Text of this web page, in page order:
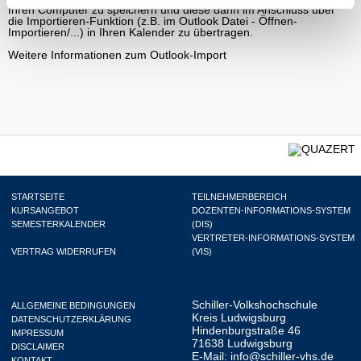
Ihren Computer zu speichern und diese dann im Anschluss über
die Importieren-Funktion (z.B. im Outlook Datei - Öffnen-
Importieren/...) in Ihren Kalender zu übertragen.
Weitere Informationen zum Outlook-Import
STARTSEITE
KURSANGEBOT
SEMESTERKALENDER
VERTRAG WIDERRUFEN
TEILNEHMERBEREICH
DOZENTEN-INFORMATIONS-SYSTEM
(DIS)
VERTRETER-INFORMATIONS-SYSTEM
(VIS)
ALLGEMEINE BEDINGUNGEN
DATENSCHUTZERKLÄRUNG
IMPRESSUM
DISCLAIMER
Schiller-Volkshochschule
Kreis Ludwigsburg
Hindenburgstraße 46
71638 Ludwigsburg
E-Mail: info@schiller-vhs.de